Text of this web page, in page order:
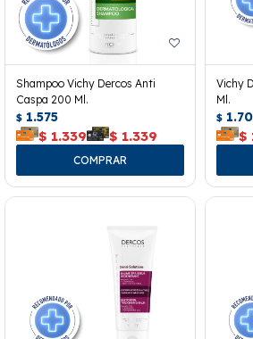
Shampoo Vichy Dercos Anti
Caspa 200 Ml.
$ 1.575
$ 1.339 $ 1.339
Vichy
Ml.
$
$